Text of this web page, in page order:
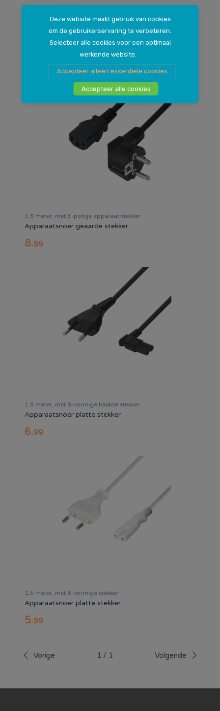
Deze website maakt gebruik van cookies
om de gebruikerservaring te verbeteren.
Selecteer alle cookies voor een optimaal
werkende website.
Accepteer alleen essentiele cookies
Accepteer alle cookies
1,5 meter, met 8-vormige stekker
1,5 meter, met 3-polige apparaat stekker
Apparaatsnoer geaarde stekker
8.99
1,5 meter, met 8-vormige haakse stekker
Apparaatsnoer platte stekker
6.99
1,5 meter, met 8-vormige stekker
Apparaatsnoer platte stekker
5.99
Vorige 1 / 1 Volgende